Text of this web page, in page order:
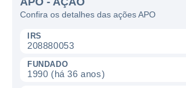
Confira os detalhes das ações APO
IRS
208880053
FUNDADO
1990 (há 36 anos)